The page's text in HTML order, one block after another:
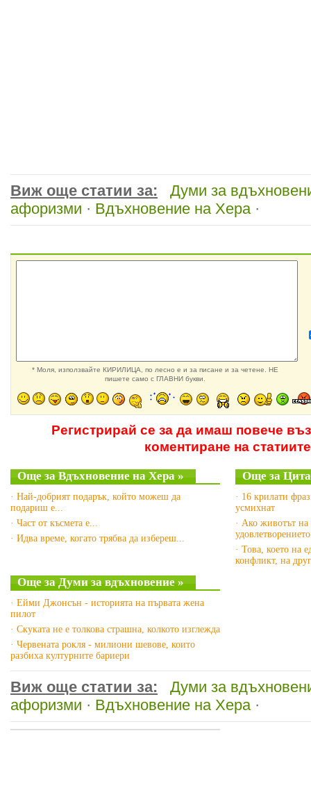
Виж още статии за:
Думи за
афоризми · Вдъхновение на Хера·
* Моля, използвайте КИРИЛИЦА, по лесно е и за писане и за четене. НЕ
пишете само с ГЛАВНИ букви.
Регистрирай се за да имаш повече
коментиране на статиите
Още за Вдъхновение на Хера »
· Най-добрият подарък, който можеш да
подариш е...
· Част от късмета е...
· Идва време, когато трябва да избереш...
Още за
· 16 крилати
усмихнат
· Ако животът на
удовлетворението
· Това, което на
конфликт, на
Още за Думи за вдъхновение »
· Ейми Джонсън - историята на първата жена
пилот
· Скуката не е толкова страшна, колкото изглежда
· Червената рокля - милиони шевове, които
разбиха културните бариери
Виж още статии за:
Думи за
афоризми · Вдъхновение на Хера·